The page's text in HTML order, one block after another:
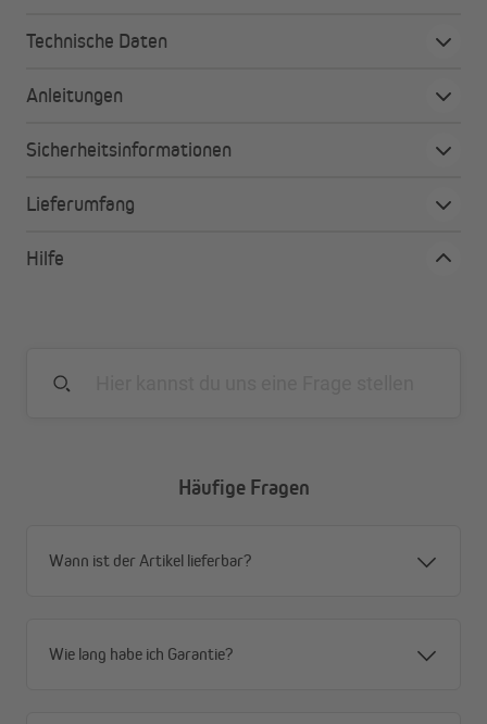
Alle Vorteile auf einen Blick
seitlich in das Ausfallprofil der Sonnenschutzmarkise.
Höhen von 150 cm bis 300 cm ab.
Technische Daten
Anleitungen
Sicherheitsinformationen
Lieferumfang
Hilfe
Häufige Fragen
Wann ist der Artikel lieferbar?
Wie lang habe ich Garantie?